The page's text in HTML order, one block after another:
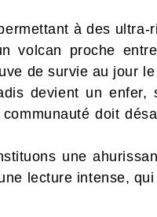
à des ultra-
volcan proche
de survie au jour le
devient un enfer,
doit
une
lecture intense,